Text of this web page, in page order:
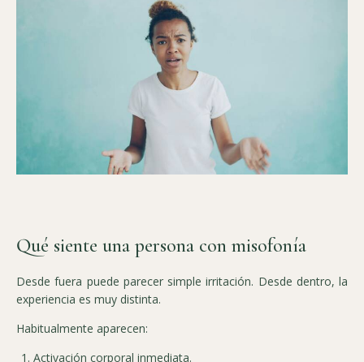
Qué siente una persona con misofonía
Desde fuera puede parecer simple irritación. Desde dentro, la
experiencia es muy distinta.
Habitualmente aparecen:
Activación corporal inmediata.